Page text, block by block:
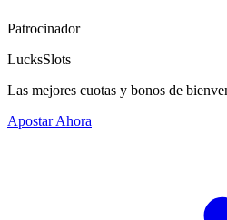
Patrocinador
LucksSlots
Las mejores cuotas y bonos de
Apostar Ahora